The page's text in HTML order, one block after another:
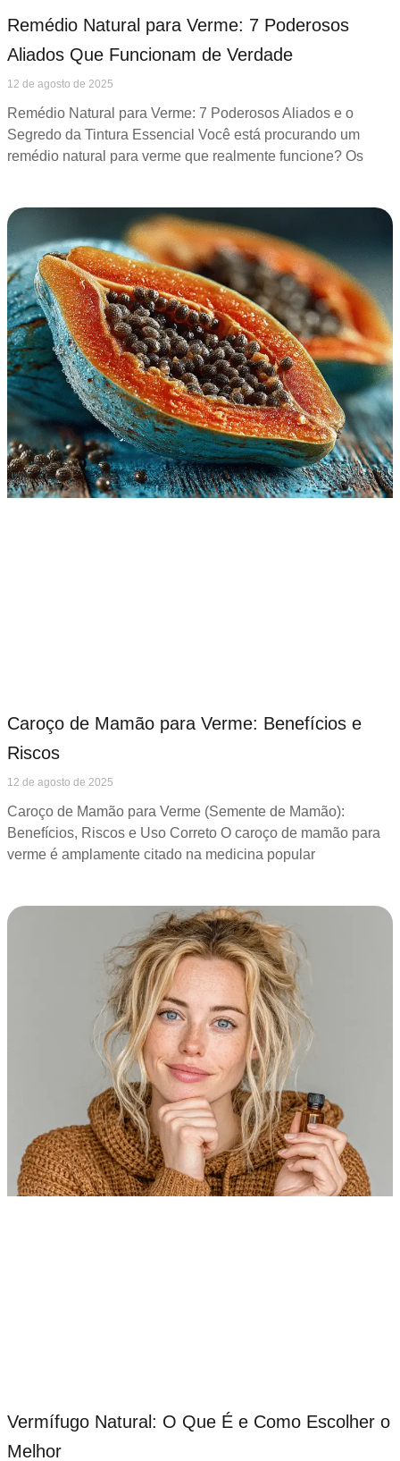
Remédio Natural para Verme: 7 Poderosos
Aliados Que Funcionam de Verdade
12 de agosto de 2025
Remédio Natural para Verme: 7 Poderosos Aliados e o
Segredo da Tintura Essencial Você está procurando um
remédio natural para verme que realmente funcione? Os
Caroço de Mamão para Verme: Benefícios e
Riscos
12 de agosto de 2025
Caroço de Mamão para Verme (Semente de Mamão):
Benefícios, Riscos e Uso Correto O caroço de mamão para
verme é amplamente citado na medicina popular
Vermífugo Natural: O Que É e Como Escolher o
Melhor